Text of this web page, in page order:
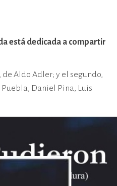
está dedicada a compartir
Aldo Adler; y el segundo,
Daniel Pina, Luis